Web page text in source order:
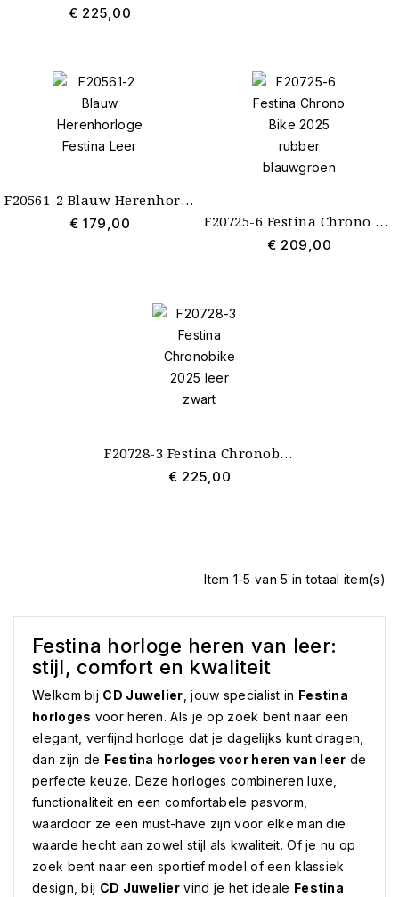
Staal
Leer
Rubber
Turquoise
Zwart
1
€ 225,00
F20561-2 Blauw Herenhorloge Festina Leer
€ 179,00 F20725-6 Festina Chrono Bike 2025 rubber blauwgroen
€ 209,00
F20728-3 Festina Chronobike 2025 leer zwart
€ 225,00
Item 1-5 van 5 in totaal item(s)
Festina horloge heren van leer:
stijl, comfort en kwaliteit
Welkom bij CD Juwelier , jouw specialist in Festina
horloges voor heren. Als je op zoek bent naar een
elegant, verfijnd horloge dat je dagelijks kunt dragen,
dan zijn de Festina horloges voor heren van leer de
perfecte keuze. Deze horloges combineren luxe,
functionaliteit en een comfortabele pasvorm,
waardoor ze een must-have zijn voor elke man die
waarde hecht aan zowel stijl als kwaliteit. Of je nu op
zoek bent naar een sportief model of een klassiek
design, bij CD Juweliervind je het ideale Festina